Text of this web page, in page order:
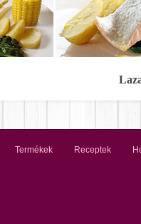
Termékek Receptek